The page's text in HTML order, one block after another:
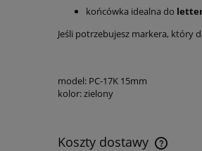
końcówka idealna do
Jeśli potrzebujesz markera, który
model: PC-17K 15mm
kolor: zielony
Koszty dostawy